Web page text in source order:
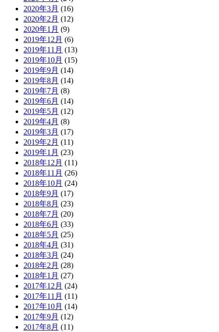
2020年3月 (16)
2020年2月 (12)
2020年1月 (9)
2019年12月 (6)
2019年11月 (13)
2019年10月 (15)
2019年9月 (14)
2019年8月 (14)
2019年7月 (8)
2019年6月 (14)
2019年5月 (12)
2019年4月 (8)
2019年3月 (17)
2019年2月 (11)
2019年1月 (23)
2018年12月 (11)
2018年11月 (26)
2018年10月 (24)
2018年9月 (17)
2018年8月 (23)
2018年7月 (20)
2018年6月 (33)
2018年5月 (25)
2018年4月 (31)
2018年3月 (24)
2018年2月 (28)
2018年1月 (27)
2017年12月 (24)
2017年11月 (11)
2017年10月 (14)
2017年9月 (12)
2017年8月 (11)